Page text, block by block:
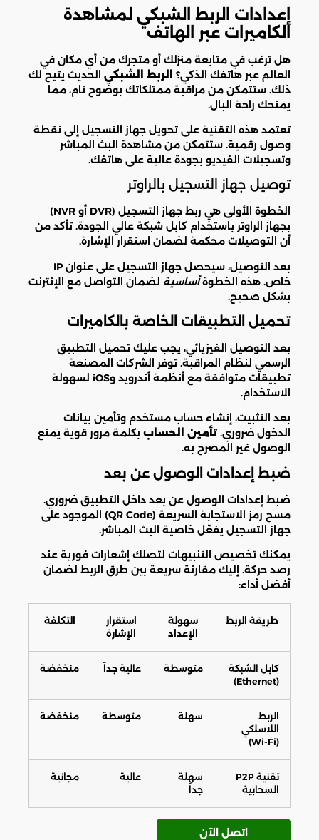
إعدادات الربط الشبكي لمشاهدة
الكاميرات عبر الهاتف
هل ترغب في متابعة منزلك أو متجرك من أي مكان في
العالم عبر هاتفك الذكي؟
الربط الشبكي الحديث يتيح لك
ذلك. ستتمكن من مراقبة ممتلكاتك بوضوح تام، مما
يمنحك راحة البال.
تعتمد هذه التقنية على تحويل جهاز التسجيل إلى نقطة
وصول رقمية. ستتمكن من مشاهدة البث المباشر
وتسجيلات الفيديو بجودة عالية على هاتفك.
توصيل جهاز التسجيل بالراوتر
الخطوة الأولى هي ربط جهاز التسجيل (DVR أو NVR)
بجهاز الراوتر باستخدام كابل شبكة عالي الجودة. تأكد من
أن التوصيلات محكمة لضمان استقرار الإشارة.
بعد التوصيل، سيحصل جهاز التسجيل على عنوان IP
خاص. هذه الخطوةأساسية لضمان التواصل مع الإنترنت
بشكل صحيح.
تحميل التطبيقات الخاصة بالكاميرات
بعد التوصيل الفيزيائي، يجب عليك تحميل التطبيق
الرسمي لنظام المراقبة. توفر الشركات المصنعة
تطبيقات متوافقة مع أنظمة أندرويد وiOS لسهولة
الاستخدام.
بعد التثبيت، إنشاء حساب مستخدم وتأمين بيانات
الدخول ضروري. تأمين الحساب بكلمة مرور قوية يمنع
الوصول غير المصرح به.
ضبط إعدادات الوصول عن بعد
ضبط إعدادات الوصول عن بعد داخل التطبيق ضروري.
مسح رمز الاستجابة السريعة (QR Code) الموجود على
جهاز التسجيل يفعّل خاصية البث المباشر.
يمكنك تخصيص التنبيهات لتصلك إشعارات فورية عند
رصد حركة. إليك مقارنة سريعة بين طرق الربط لضمان
أفضل أداء:
طريقة الربط
سهولة
الإعداد
استقرار
الإشارة
التكلفة
كابل الشبكة
(Ethernet)
متوسطة عالية جداً منخفضة
الربط
اللاسلكي
(Wi-Fi)
سهلة متوسطة منخفضة
تقنية P2P
السحابية
سهلة
جداً
عالية مجانية
اتصل الآن